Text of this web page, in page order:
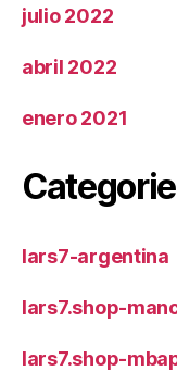
julio 2022
abril 2022
enero 2021
lars7-argentina
lars7.shop-
lars7.shop-